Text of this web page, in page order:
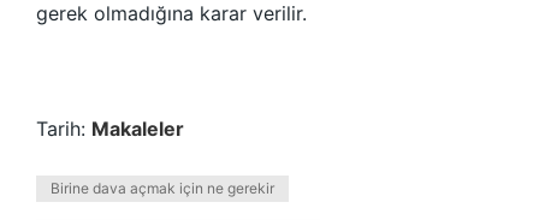
gerek olmadığına karar verilir.
Tarih: Makaleler
Birine dava açmak için ne gerekir